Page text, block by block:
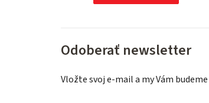
Odoberať newsletter
Vložte svoj e-mail a my Vám